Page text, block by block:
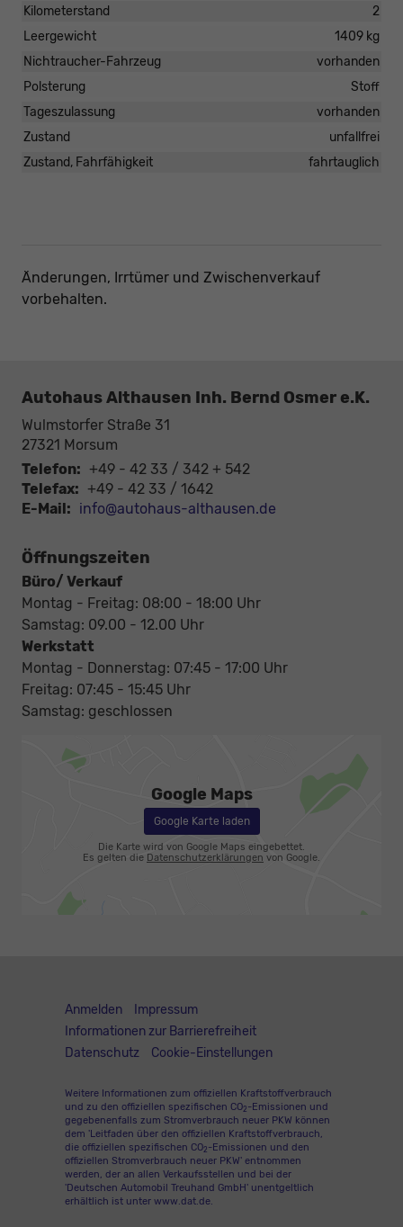
Kilometerstand
2
Leergewicht
1409 kg
Nichtraucher-Fahrzeug
vorhanden
Polsterung
Stoff
Tageszulassung
vorhanden
Zustand
unfallfrei
Zustand, Fahrfähigkeit
fahrtauglich
Änderungen, Irrtümer und Zwischenverkauf
vorbehalten.
Autohaus Althausen Inh. Bernd Osmer e.K.
Wulmstorfer Straße 31
27321 Morsum
Telefon: +49 - 42 33 / 342 + 542
Telefax: +49 - 42 33 / 1642
E-Mail: info@autohaus-althausen.de
Öffnungszeiten
Büro/ Verkauf
Montag - Freitag: 08:00 - 18:00 Uhr
Samstag: 09.00 - 12.00 Uhr
Werkstatt
Montag - Donnerstag: 07:45 - 17:00 Uhr
Freitag: 07:45 - 15:45 Uhr
Samstag: geschlossen
Google Maps
Google Karte laden
Die Karte wird von Google Maps eingebettet.
Es gelten die Datenschutzerklärungen von Google.
Anmelden
Impressum
Informationen zur Barrierefreiheit
Datenschutz
Cookie-Einstellungen
Weitere Informationen zum offiziellen Kraftstoffverbrauch
und zu den offiziellen spezifischen CO2 -Emissionen und
gegebenenfalls zum Stromverbrauch neuer PKW können
dem 'Leitfaden über den offiziellen Kraftstoffverbrauch,
die offiziellen spezifischen CO2 -Emissionen und den
offiziellen Stromverbrauch neuer PKW' entnommen
werden, der an allen Verkaufsstellen und bei der
'Deutschen Automobil Treuhand GmbH' unentgeltlich
erhältlich ist unter www.dat.de.